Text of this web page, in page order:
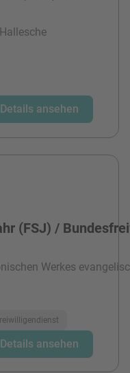
Details ansehen
(FSJ) /
Werkes
Details ansehen